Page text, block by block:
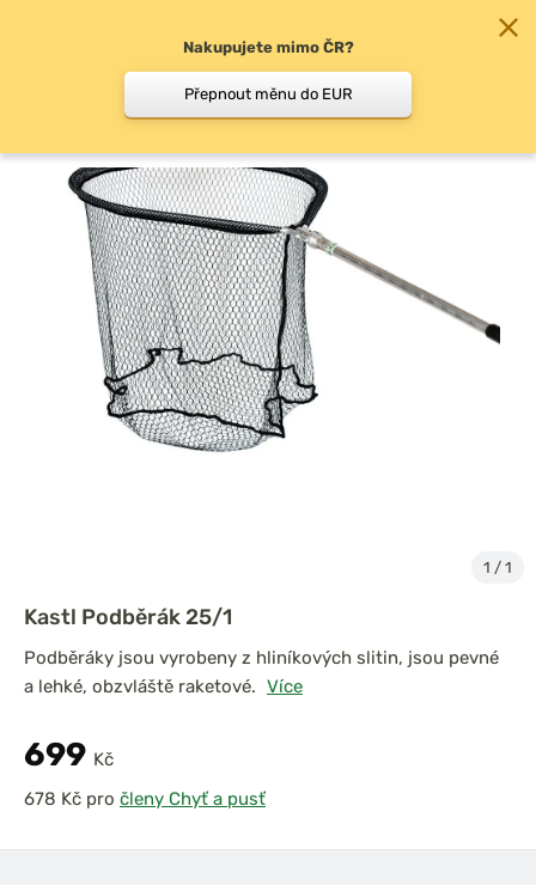
Rybářské podběráky
1 / 1
Kastl Podběrák 25/1
Podběráky jsou vyrobeny z hliníkových slitin, jsou pevné
a lehké, obzvláště raketové. Více
699 Kč
pro členy Chyť a pusť
Nakupujete mimo ČR?
Přepnout měnu do EUR